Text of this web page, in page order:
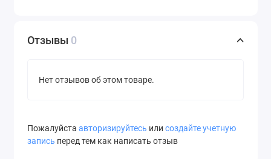
Отзывы 0
Нет отзывов об этом товаре.
Пожалуйста авторизируйтесь или создайте учетную
запись перед тем как написать отзыв